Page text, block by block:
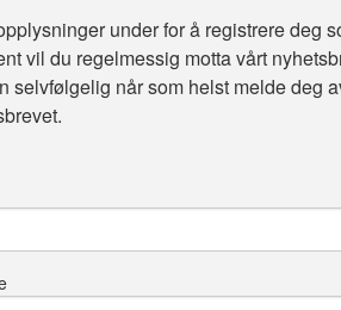
under for å registrere deg
vil du regelmessig motta vårt
selvfølgelig når som helst melde deg